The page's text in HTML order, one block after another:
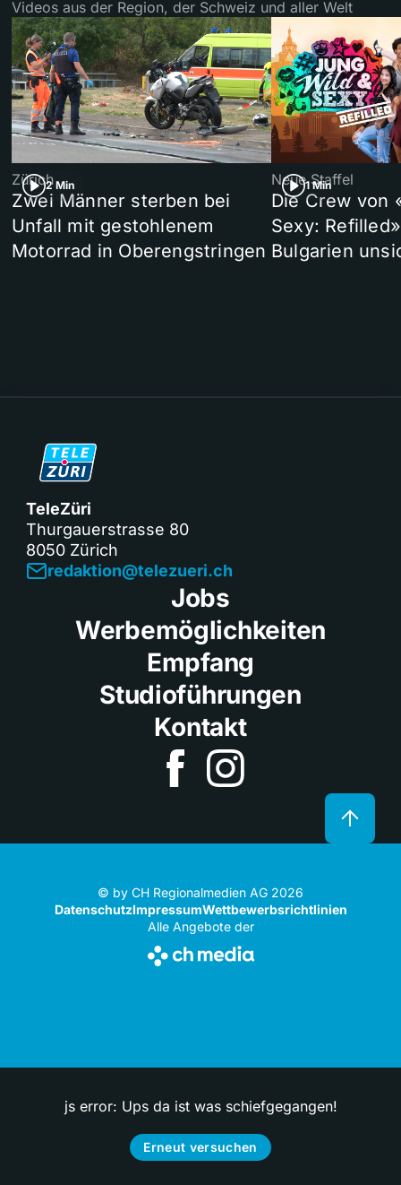
Videos aus der Region, der Schweiz und aller Welt
2 Min
Zürich
Zwei Männer sterben bei
Unfall mit gestohlenem
Motorrad in Oberengstringen
1 Min
Neue Staffel
Die Crew von
Sexy:
Bulgarien
TeleZüri
Thurgauerstrasse 80
8050 Zürich
redaktion@telezueri.ch
Jobs
Werbemöglichkeiten
Empfang
Studioführungen
Kontakt
© by CH Regionalmedien AG 2026
DatenschutzImpressumWettbewerbsrichtlinien
Alle Angebote der
js error: Ups da ist was schiefgegangen!
Erneut versuchen